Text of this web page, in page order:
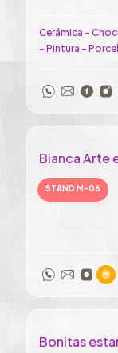
Cerámica -
- Pintura -
Bianca Arte
STAND M-06
Bonitas